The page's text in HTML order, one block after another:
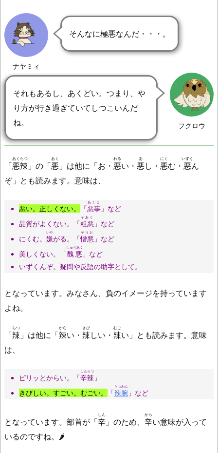
ナヤミィ
そんなに極悪なんだ・・・。
フクロウ
それもあるし、あくどい。つまり、や
り方が行き過ぎていてしつこいんだ
ね。
「悪辣
あくらつ
」の「悪
あく
」は他に「お・ 悪
わる
い・ 悪
あ
し・ 悪
にく
む・ 悪
いずく
ん
ぞ」とも読みます。意味は、
悪い。正しくない。 「悪事
あくじ
」など
品質がよくない。「粗悪
そあく
」など
にくむ。 嫌
いや
がる。「憎悪
ぞうお
」など
美しくない。「醜悪
しゅうあく
」など
いずくんぞ。疑問や反語の助字として。
となっています。みなさん、負のイメージを持っています
よね。
「辣
らつ
」は他に「辣
から
い・ 辣
きび
しい・ 辣
むご
い」とも読みます。意味
は、
ピリッとからい。「辛辣
しんらつ
」
きびしい。すごい。むごい。
「辣腕
らつわん
」など
となっています。部首が「辛
しん
」のため、 辛
から
い意味が入って
いるのですね。🌶️